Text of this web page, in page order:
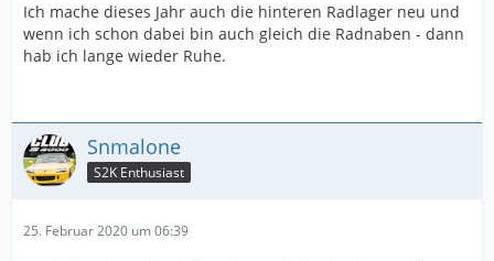
Ich mache dieses Jahr auch die hinteren Radlager neu und
wenn ich schon dabei bin auch gleich die Radnaben - dann
hab ich lange wieder Ruhe.
Snmalone
S2K Enthusiast
25. Februar 2020 um 06:39